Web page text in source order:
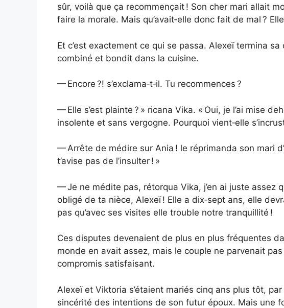
sûr, voilà que ça recommençait ! Son cher mari allait
faire la morale. Mais qu’avait‑elle donc fait de mal ?
Et c’est exactement ce qui se passa. Alexeï termina
combiné et bondit dans la cuisine.
— Encore ?! s’exclama‑t‑il. Tu recommences ?
— Elle s’est plainte ? » ricana Vika. « Oui, je l’ai mise
insolente et sans vergogne. Pourquoi vient‑elle
— Arrête de médire sur Ania ! le réprimanda son mari
t’avise pas de l’insulter ! »
— Je ne médite pas, rétorqua Vika, j’en ai juste assez
obligé de ta nièce, Alexeï ! Elle a dix‑sept ans, elle
pas qu’avec ses visites elle trouble notre tranquillité !
Ces disputes devenaient de plus en plus fréquentes
monde en avait assez, mais le couple ne parvenait
compromis satisfaisant.
Alexeï et Viktoria s’étaient mariés cinq ans plus tôt,
sincérité des intentions de son futur époux. Mais une